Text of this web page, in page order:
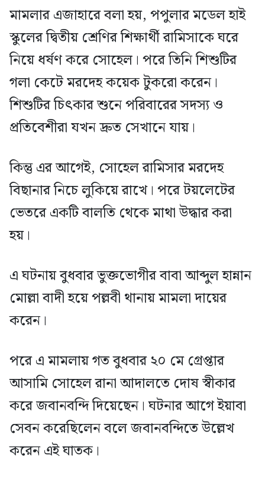
মামলার এজাহারে বলা হয়, পপুলার মডেল হাই
স্কুলের দ্বিতীয় শ্রেণির শিক্ষার্থী রামিসাকে ঘরে
নিয়ে ধর্ষণ করে সোহেল। পরে তিনি শিশুটির
গলা কেটে মরদেহ কয়েক টুকরো করেন।
শিশুটির চিৎকার শুনে পরিবারের সদস্য ও
প্রতিবেশীরা যখন দ্রুত সেখানে যায়।
কিন্তু এর আগেই, সোহেল রামিসার মরদেহ
বিছানার নিচে লুকিয়ে রাখে। পরে টয়লেটের
ভেতরে একটি বালতি থেকে মাথা উদ্ধার করা
হয়।
এ ঘটনায় বুধবার ভুক্তভোগীর বাবা আব্দুল হান্নান
মোল্লা বাদী হয়ে পল্লবী থানায় মামলা দায়ের
করেন।
পরে এ মামলায় গত বুধবার ২০ মে গ্রেপ্তার
আসামি সোহেল রানা আদালতে দোষ স্বীকার
করে জবানবন্দি দিয়েছেন। ঘটনার আগে ইয়াবা
সেবন করেছিলেন বলে জবানবন্দিতে উল্লেখ
করেন এই ঘাতক।